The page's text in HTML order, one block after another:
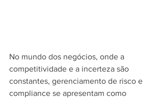
No mundo dos negócios, onde a
competitividade e a incerteza são
constantes, gerenciamento de risco e
compliance se apresentam como